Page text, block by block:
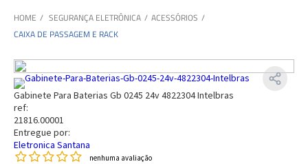
SEGURANÇA ELETRÔNICA
ACESSÓRIOS
CAIXA DE PASSAGEM E RACK
Gabinete Para Baterias Gb 0245 24v 4822304 Intelbras
ref:
21816.00001
Entregue por:
Eletronica Santana
nenhuma avaliação